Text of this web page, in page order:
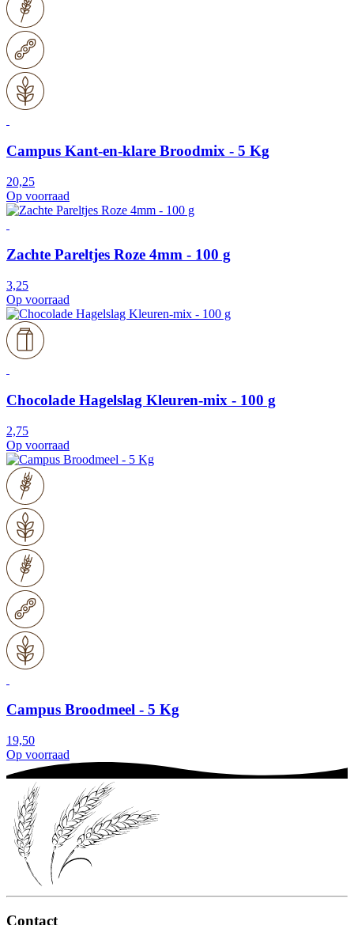
Campus Kant-en-klare Broodmix - 5 Kg
20,25
Op voorraad
Zachte Pareltjes Roze 4mm - 100 g
3,25
Op voorraad
Chocolade Hagelslag Kleuren-mix - 100 g
2,75
Op voorraad
Campus Broodmeel - 5 Kg
19,50
Op voorraad
Contact